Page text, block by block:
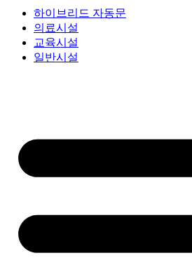
하이브리드 자동문
의료시설
교육시설
일반시설